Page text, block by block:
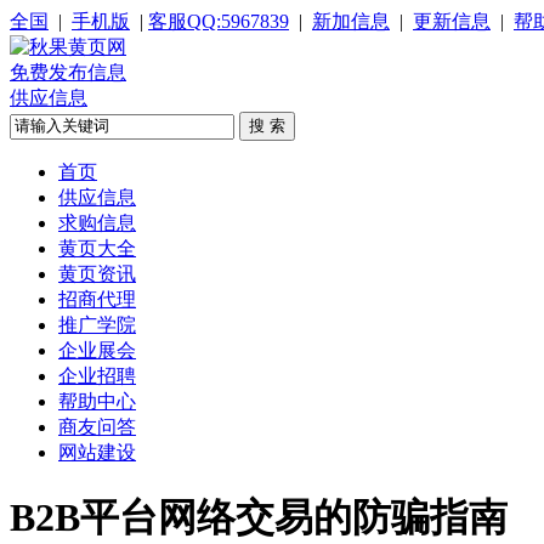
全国 | 手机版 | 客服QQ:5967839 | 新加信息 | 更新信息 | 帮
免费发布信息
供应信息
首页
供应信息
求购信息
黄页大全
黄页资讯
招商代理
推广学院
企业展会
企业招聘
帮助中心
商友问答
网站建设
B2B平台网络交易的防骗指南